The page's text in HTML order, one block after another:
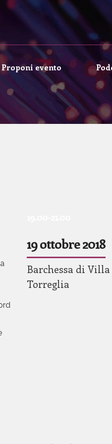
Proponi evento
19 ottobre 2018
Barchessa di
Torreglia